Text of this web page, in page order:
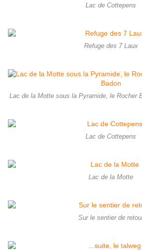
Lac de Cottepens
Refuge des 7 Laux
Lac de la Motte sous la Pyramide, le Rocher
Lac de Cottepens
Lac de la Motte
Sur le sentier de